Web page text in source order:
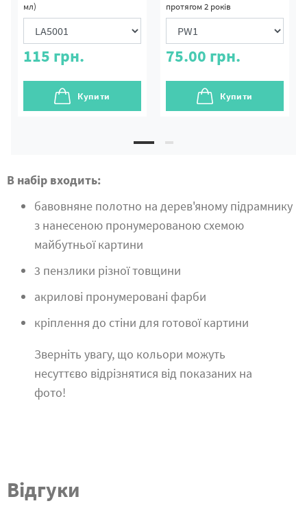
мл)
115 грн.
Купити
протягом 2 років
75.00 грн.
Купити
В набір входить:
бавовняне полотно на дерев'яному підрамнику
з нанесеною пронумерованою схемою
майбутньої картини
3 пензлики різної товщини
акрилові пронумеровані фарби
кріплення до стіни для готової картини
Зверніть увагу, що кольори можуть
несуттєво відрізнятися від показаних на
фото!
Відгуки